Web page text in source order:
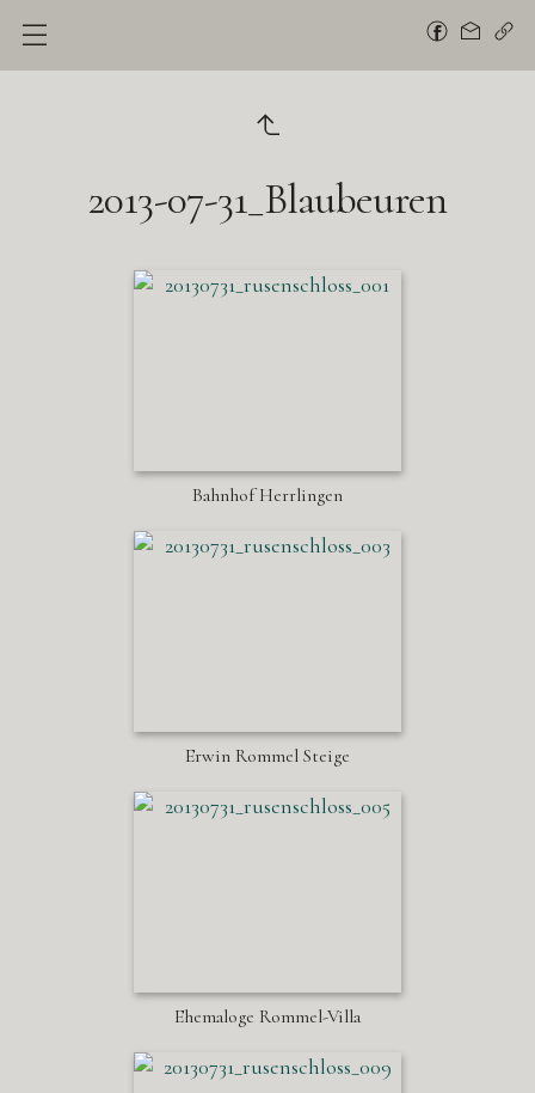
2013-07-31_Blaubeuren
Bahnhof Herrlingen
Erwin Rommel Steige
Ehemaloge Rommel-Villa